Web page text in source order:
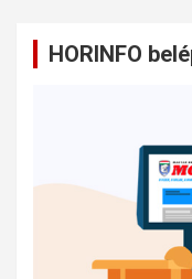
HORINFO